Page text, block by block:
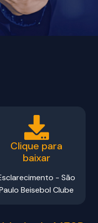
Clique para
baixar
- São
Beisebol Clube